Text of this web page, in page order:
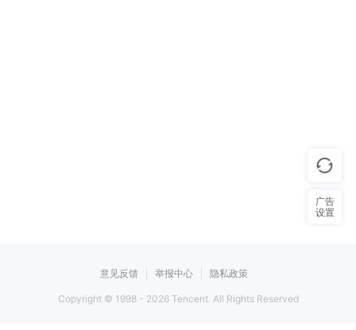
意见反馈 举报中心 隐私政策
Copyright © 1998 - 2026Tencent. All Rights Reserved
广告
设置